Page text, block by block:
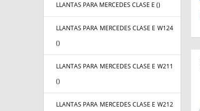
LLANTAS PARA MERCEDES CLASE E ()
LLANTAS PARA MERCEDES CLASE E W124
()
LLANTAS PARA MERCEDES CLASE E W211
()
LLANTAS PARA MERCEDES CLASE E W212